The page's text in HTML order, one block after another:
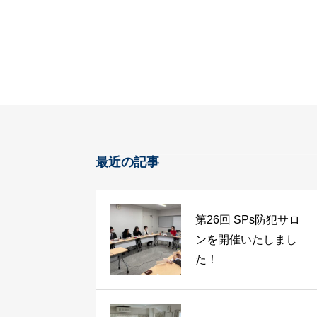
最近の記事
第26回 SPs防犯サロ
ンを開催いたしまし
た！